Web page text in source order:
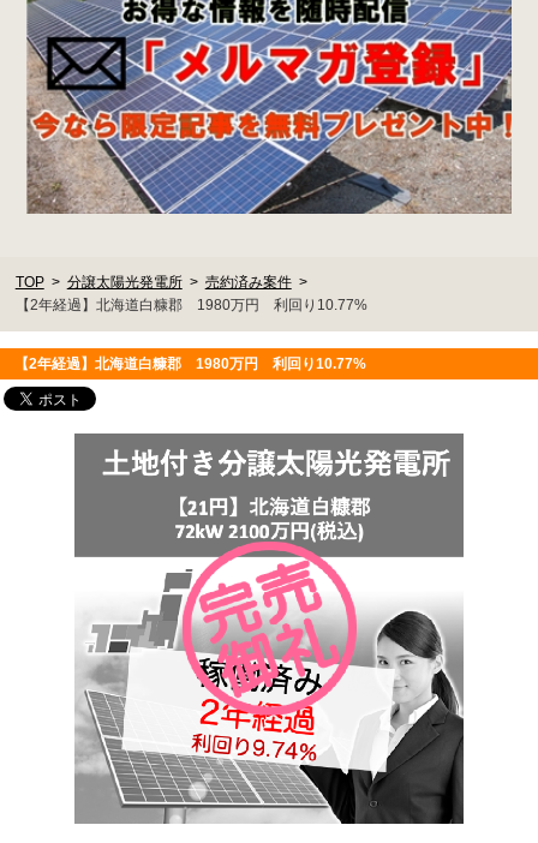
TOP 分譲太陽光発電所
売約済み案件
【2年経過】北海道白糠郡 1980万円 利回り10.77%
【2年経過】北海道白糠郡 1980万円 利回り10.77%